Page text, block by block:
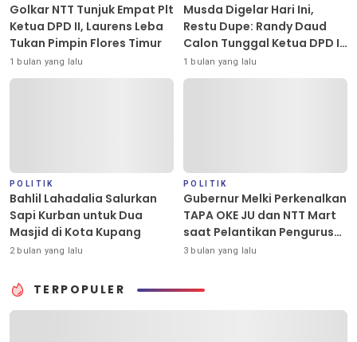
Golkar NTT Tunjuk Empat Plt
Ketua DPD II, Laurens Leba
Tukan Pimpin Flores Timur
1 bulan yang lalu
Musda Digelar Hari Ini,
Restu Dupe: Randy Daud
Calon Tunggal Ketua DPD II
Golkar Kota Kupang
1 bulan yang lalu
POLITIK
Bahlil Lahadalia Salurkan
Sapi Kurban untuk Dua
Masjid di Kota Kupang
2 bulan yang lalu
POLITIK
Gubernur Melki Perkenalkan
TAPA OKE JU dan NTT Mart
saat Pelantikan Pengurus
PAN
3 bulan yang lalu
TERPOPULER